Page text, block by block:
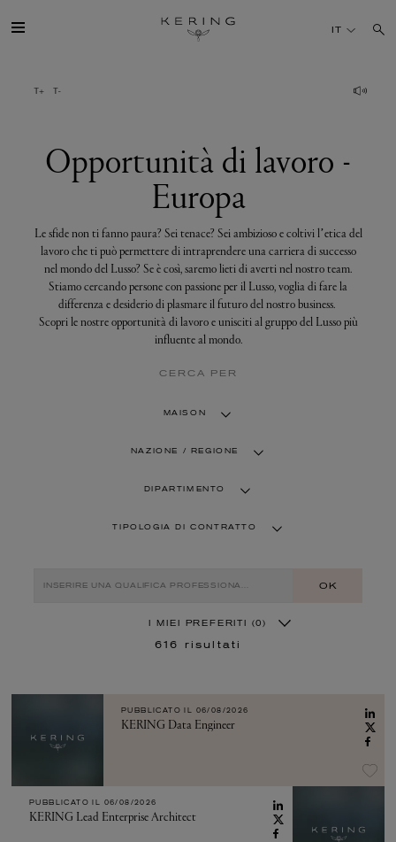
lavoro
SOSTENIBILITÀ
FINANCE
MEDIA
IT
Opportunità di lavoro -
Europa
Le sfide non ti fanno paura? Sei tenace? Sei ambizioso e coltivi l’etica del
lavoro che ti può permettere di intraprendere una carriera di successo
nel mondo del Lusso? Se è così, saremo lieti di averti nel nostro team.
Stiamo cercando persone con passione per il Lusso, voglia di fare la
differenza e desiderio di plasmare il futuro del nostro business.
Scopri le nostre opportunità di lavoro e unisciti al gruppo del Lusso più
influente al mondo.
CERCA PER
MAISON
NAZIONE / REGIONE
DIPARTIMENTO
TIPOLOGIA DI CONTRATTO
OK
I MIEI PREFERITI (0)
616 risultati
PUBBLICATO IL 06/08/2026
KERING Data Engineer
PUBBLICATO IL 06/08/2026
KERING Lead Enterprise Architect